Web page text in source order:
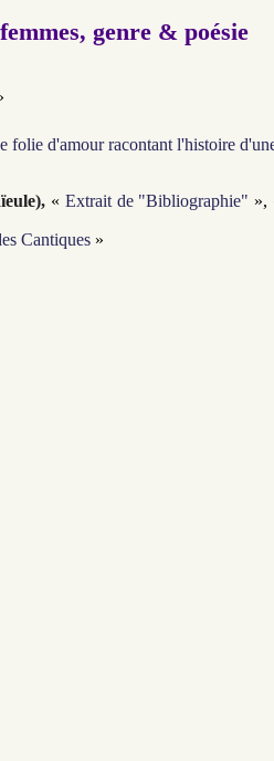
genre & poésie
folie d'amour racontant l'histoire
), « Extrait de "Bibliographie" »,
Cantiques »